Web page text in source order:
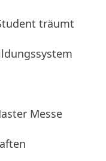
träumt
Messe